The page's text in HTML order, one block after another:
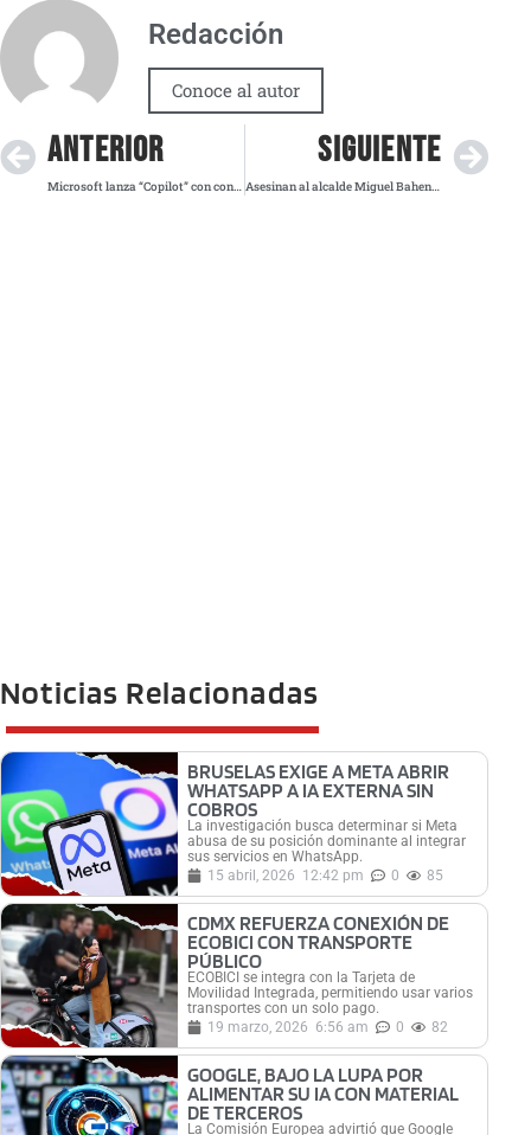
Redacción
Conoce al autor
ANTERIOR
Microsoft lanza “Copilot” con control por voz en Windows 11
SIGUIENTE
Asesinan al alcalde Miguel Bahena de Pisaflores frente a su hogar; el PVEM exige justicia
Noticias Relacionadas
BRUSELAS EXIGE A META ABRIR
WHATSAPP A IA EXTERNA SIN
COBROS
La investigación busca determinar si Meta
abusa de su posición dominante al integrar
sus servicios en WhatsApp.
15 abril, 2026 12:42 pm 0 85
CDMX REFUERZA CONEXIÓN DE
ECOBICI CON TRANSPORTE
PÚBLICO
ECOBICI se integra con la Tarjeta de
Movilidad Integrada, permitiendo usar varios
transportes con un solo pago.
19 marzo, 2026 6:56 am 0 82
GOOGLE, BAJO LA LUPA POR
ALIMENTAR SU IA CON MATERIAL
DE TERCEROS
La Comisión Europea advirtió que Google